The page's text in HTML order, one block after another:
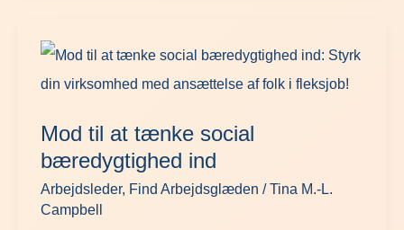
Mod til at tænke social
bæredygtighed ind
Arbejdsleder, Find Arbejdsglæden /Tina M.-L.
Campbell
Mod
til
tænke
social
bæredygtighed